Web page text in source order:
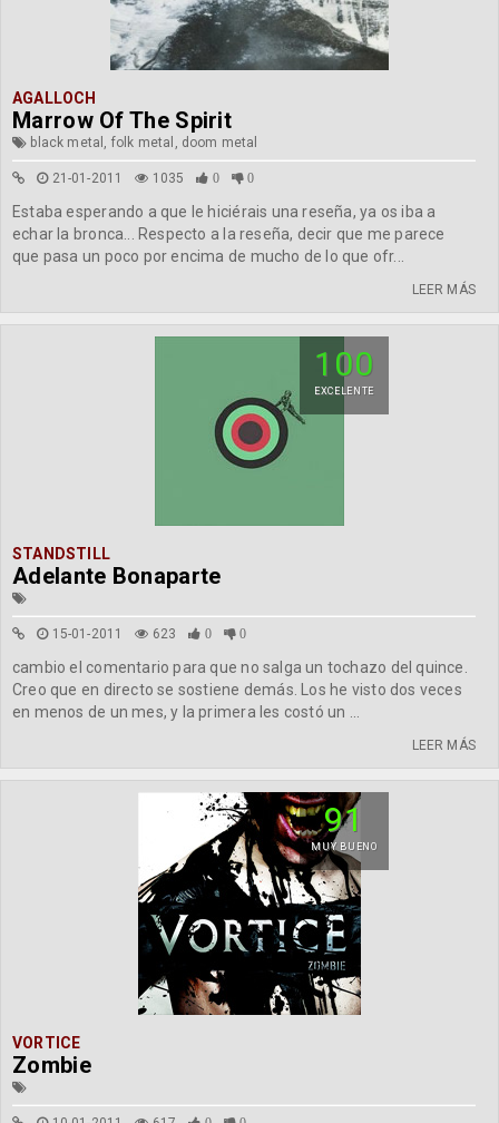
AGALLOCH
Marrow Of The Spirit
black metal, folk metal, doom metal
21-01-2011 1035 0 0
Estaba esperando a que le hiciérais una reseña, ya os iba a
echar la bronca... Respecto a la reseña, decir que me parece
que pasa un poco por encima de mucho de lo que ofr...
LEER MÁS
100
EXCELENTE
STANDSTILL
Adelante Bonaparte
15-01-2011 623 0 0
cambio el comentario para que no salga un tochazo del quince.
Creo que en directo se sostiene demás. Los he visto dos veces
en menos de un mes, y la primera les costó un ...
LEER MÁS
91
MUY BUENO
VORTICE
Zombie